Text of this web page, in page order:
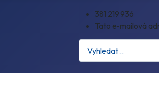
381 219 936
Tato e-mailová